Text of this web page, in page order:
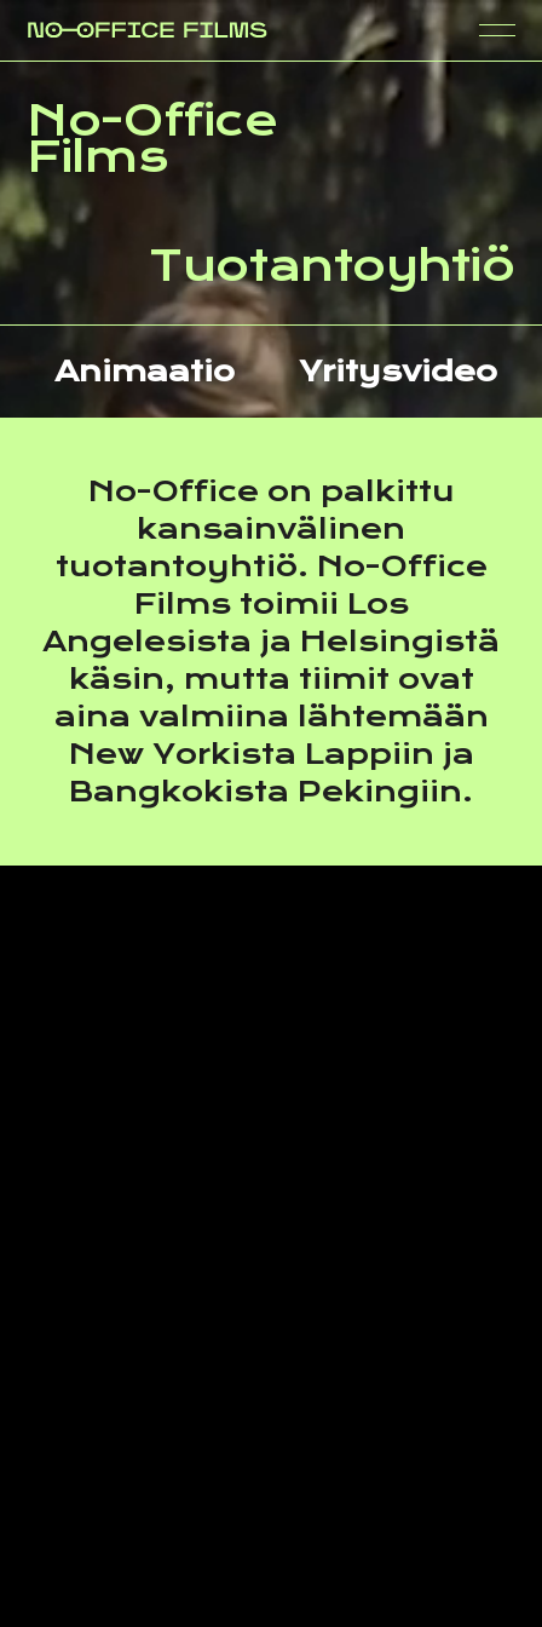
No-Office
Tuotantoyhtiö
Films
Animaatio Yritysvideo
No-Office on palkittu
kansainvälinen
tuotantoyhtiö. No-Office
Films toimii Los
Angelesista ja Helsingistä
käsin, mutta tiimit ovat
aina valmiina lähtemään
New Yorkista Lappiin ja
Bangkokista Pekingiin.